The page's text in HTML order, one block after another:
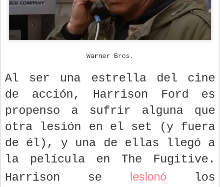
Warner Bros.
Al ser una estrella del cine
de acción, Harrison Ford es
propenso a sufrir alguna que
otra lesión en el set (y fuera
de él), y una de ellas llegó a
la película en The Fugitive.
Harrison se lesionólos